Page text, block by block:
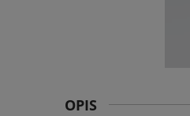
OPIS